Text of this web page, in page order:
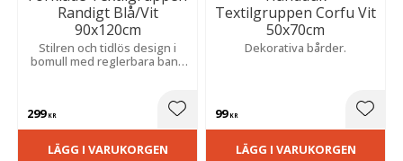
Randigt Blå/Vit
90x120cm
Stilren och tidlös design i
bomull med reglerbara band
299KR Lägg till i favoriter
LÄGG I VARUKORGEN
Textilgruppen Corfu Vit
50x70cm
Dekorativa bårder.
99KR
LÄGG I VARUKORGEN